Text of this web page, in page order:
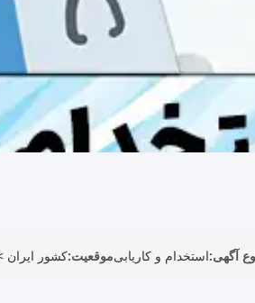
آگهی:استخدام و کاریابیموقعیت:کشور ایران